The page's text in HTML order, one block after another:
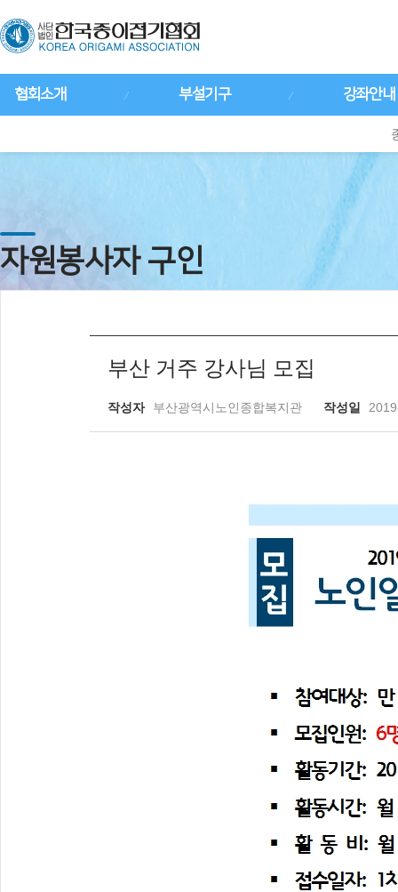
협회소개 부설기구 강좌안내
자원봉사자 구인
부산 거주 강사님 모집
작성자 부산광역시노인종합복지관 작성일